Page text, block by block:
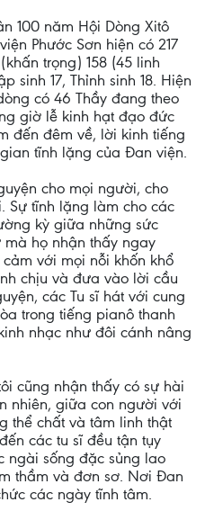
100 năm Hội Dòng Xitô
Phước Sơn hiện có 217
trọng) 158 (45 linh
sinh 17, Thỉnh sinh 18. Hiện
có 46 Thầy đang theo
giờ lễ kinh hạt đạo đức
đến đêm về, lời kinh tiếng
tĩnh lặng của Đan viện.
cho mọi người, cho
Sự tĩnh lặng làm cho các
kỳ giữa những sức
họ nhận thấy ngay
với mọi nỗi khốn khổ
chịu và đưa vào lời cầu
các Tu sĩ hát với cung
trong tiếng pianô thanh
nhạc như đôi cánh nâng
cũng nhận thấy có sự hài
nhiên, giữa con người với
thể chất và tâm linh thật
các tu sĩ đều tận tụy
ngài sống đặc sủng lao
thầm và đơn sơ. Nơi Đan
các ngày tĩnh tâm.